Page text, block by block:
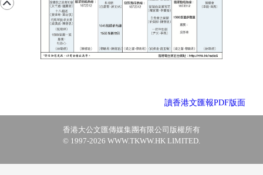
讀香港文匯報PDF版面
香港大公文匯傳媒集團有限公司版權所有
© 1997-2026 WWW.TKWW.HK LIMITED.